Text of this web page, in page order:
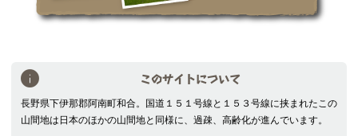
このサイトについて
長野県下伊那郡阿南町和合。国道１５１号線と１５３号線に挟まれたこの
山間地は日本のほかの山間地と同様に、過疎、高齢化が進んでいます。